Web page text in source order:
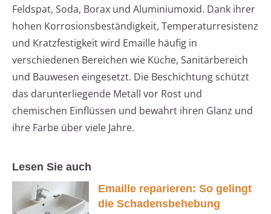
Feldspat, Soda, Borax und Aluminiumoxid. Dank ihrer
hohen Korrosionsbeständigkeit, Temperaturresistenz
und Kratzfestigkeit wird Emaille häufig in
verschiedenen Bereichen wie Küche, Sanitärbereich
und Bauwesen eingesetzt. Die Beschichtung schützt
das darunterliegende Metall vor Rost und
chemischen Einflüssen und bewahrt ihren Glanz und
ihre Farbe über viele Jahre.
Lesen Sie auch
Emaille reparieren: So gelingt
die Schadensbehebung